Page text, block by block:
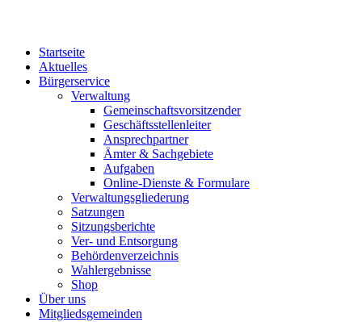
Startseite
Aktuelles
Bürgerservice
Verwaltung
Gemeinschaftsvorsitzender
Geschäftsstellenleiter
Ansprechpartner
Ämter & Sachgebiete
Aufgaben
Online-Dienste & Formulare
Verwaltungsgliederung
Satzungen
Sitzungsberichte
Ver- und Entsorgung
Behördenverzeichnis
Wahlergebnisse
Shop
Über uns
Mitgliedsgemeinden